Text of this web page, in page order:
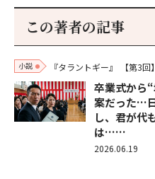
この著者の記事
小説 『タラントギー』 【第3回】
卒業式から
案だった…
し、君が代
は……
2026.06.19